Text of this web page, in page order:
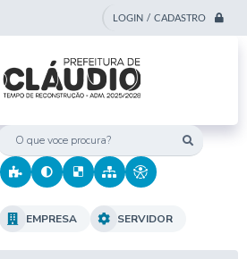
LOGIN / CADASTRO
EMPRESA SERVIDOR